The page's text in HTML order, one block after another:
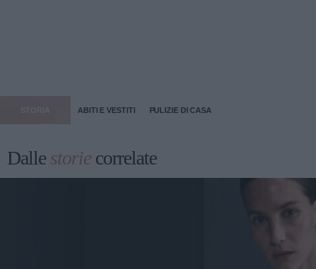
ABITI E VESTITI PULIZIE DI CASA
Dallestoriecorrelate